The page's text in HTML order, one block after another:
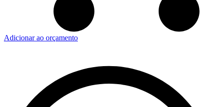
Adicionar ao orçamento